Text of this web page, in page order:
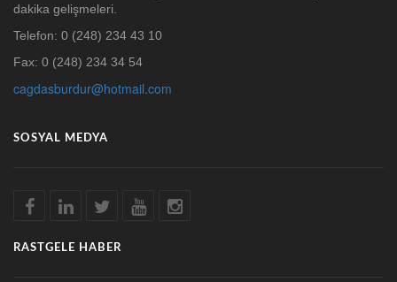
dakika gelişmeleri.
Telefon: 0 (248) 234 43 10
Fax: 0 (248) 234 34 54
cagdasburdur@hotmail.com
SOSYAL MEDYA
RASTGELE HABER